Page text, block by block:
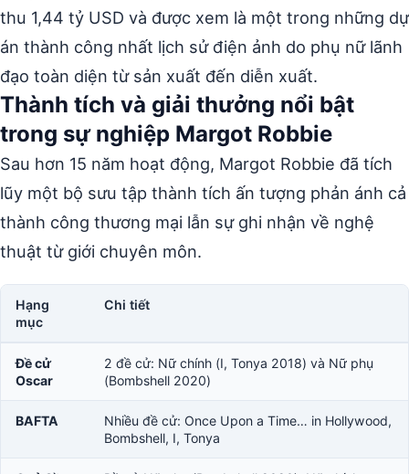
thu 1,44 tỷ USD và được xem là một trong những dự
án thành công nhất lịch sử điện ảnh do phụ nữ lãnh
đạo toàn diện từ sản xuất đến diễn xuất.
Thành tích và giải thưởng nổi bật
trong sự nghiệp Margot Robbie
Sau hơn 15 năm hoạt động, Margot Robbie đã tích
lũy một bộ sưu tập thành tích ấn tượng phản ánh cả
thành công thương mại lẫn sự ghi nhận về nghệ
thuật từ giới chuyên môn.
Hạng
mục
Chi tiết
Đề cử
Oscar
2 đề cử: Nữ chính (I, Tonya 2018) và Nữ phụ
(Bombshell 2020)
BAFTA
Nhiều đề cử: Once Upon a Time… in Hollywood,
Bombshell, I, Tonya